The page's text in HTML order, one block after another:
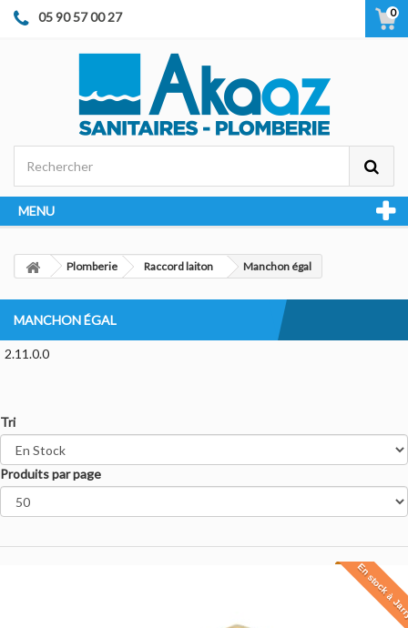
05 90 57 00 27 0
MENU
Plomberie Raccord laiton Manchon égal
MANCHON ÉGAL
2.11.0.0
Tri
Produits par page
En stock à